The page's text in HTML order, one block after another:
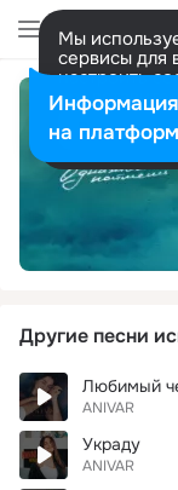
Мы
сервисы для
настроить
Разрешить
Другие песни
Любимый
ANIVAR
Украду
ANIVAR
на